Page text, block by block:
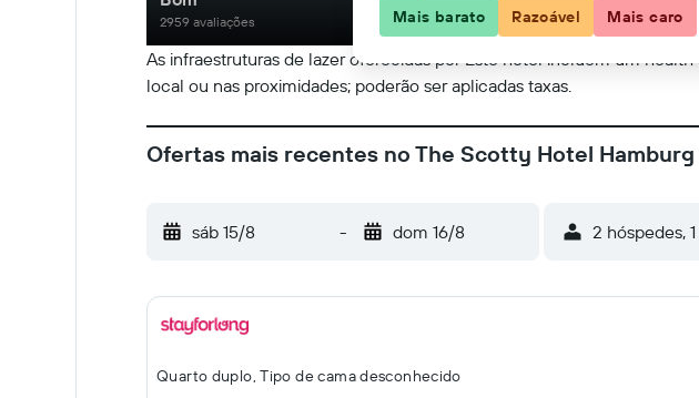
As infraestruturas de lazer oferecidas por Este hotel incluem um
local ou nas proximidades; poderão ser aplicadas taxas.
2959 avaliações
Ofertas mais recentes no The Scotty Hotel Hamburg
sáb 15/8 - dom 16/8 2 hóspedes,
Quarto duplo, Tipo de cama desconhecido
Mais barato Razoável Mais caro